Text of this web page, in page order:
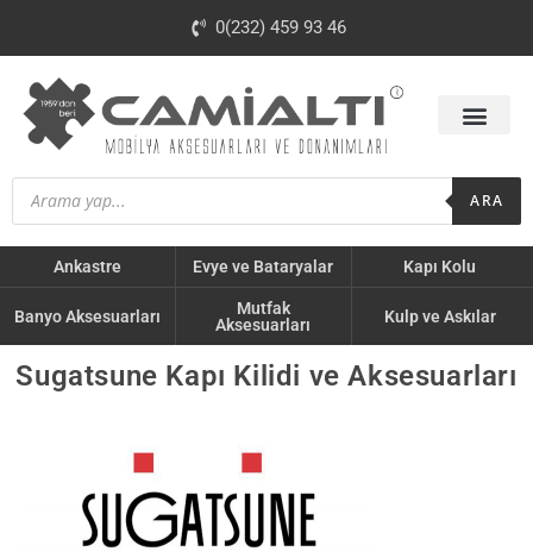
0(232) 459 93 46
ARA
Ankastre Evye ve Bataryalar Kapı Kolu
Banyo Aksesuarları
Mutfak
Aksesuarları
Kulp ve Askılar
Sugatsune Kapı Kilidi ve Aksesuarları